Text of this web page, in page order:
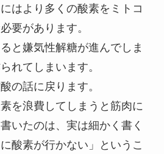
はより多くの酸素をミトコ
要があります。
と嫌気性解糖が進んでしま
れてしまいます。
の話に戻ります。
を浪費してしまうと筋肉に
いたのは、実は細かく書く
酸素が行かない」というこ